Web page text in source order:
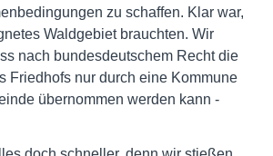
zu schaffen. Klar war,
Waldgebiet brauchten. Wir
nach bundesdeutschem Recht die
Friedhofs nur durch eine Kommune
übernommen werden kann -